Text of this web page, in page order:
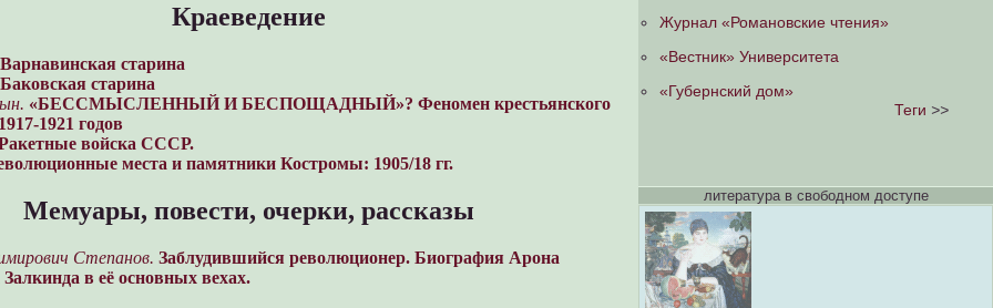
Краеведение
Варнавинская старина
Баковская старина
«БЕССМЫСЛЕННЫЙ И БЕСПОЩАДНЫЙ»? Феномен крестьянского
1921 годов
войска СССР.
места и памятники Костромы: 1905/18 гг.
Мемуары, повести, очерки, рассказы
Степанов. Заблудившийся революционер. Биография Арона
в её основных вехах.
Журнал «Романовские чтения»
«Вестник» Университета
«Губернский дом»
Теги >>
литература в свободном доступе